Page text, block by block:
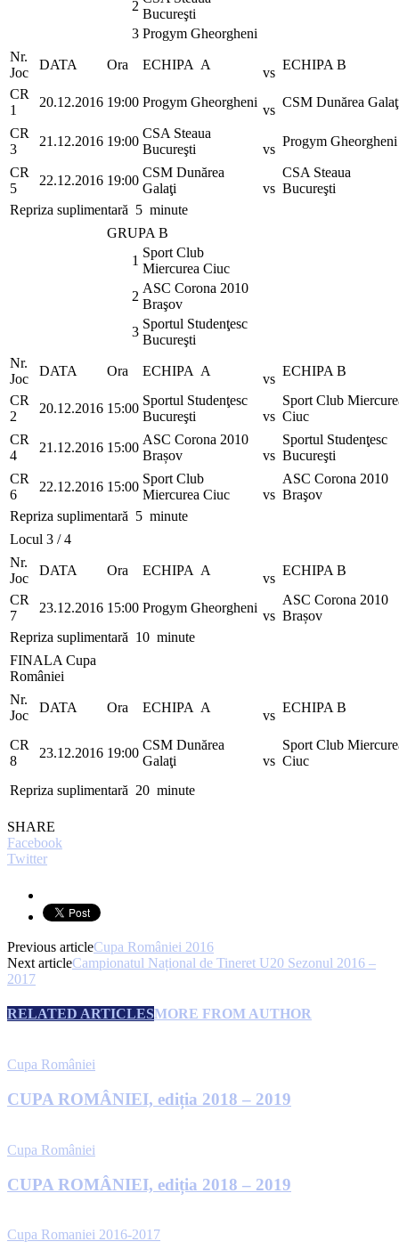
2
Bucureşti
3 Progym Gheorgheni
Nr.
Joc
DATA Ora ECHIPA A
vs
ECHIPA B
CR
1
20.12.2016 19:00 Progym Gheorgheni
vs
CSM Dunărea
CR
3
21.12.2016 19:00
CSA Steaua
Bucureşti
vs
Progym Gheorgheni
CR
5
22.12.2016 19:00
CSM Dunărea
Galaţi
vs
CSA Steaua
Bucureşti
Repriza suplimentară 5 minute
GRUPA B
1
Sport Club
Miercurea Ciuc
2
ASC Corona 2010
Braşov
3
Sportul Studenţesc
Bucureşti
Nr.
Joc
DATA Ora ECHIPA A
vs
ECHIPA B
CR
2
20.12.2016 15:00
Sportul Studenţesc
Bucureşti
vs
Sport Club
Ciuc
CR
4
21.12.2016 15:00
ASC Corona 2010
Brașov
vs
Sportul Studenţesc
Bucureşti
CR
6
22.12.2016 15:00
Sport Club
Miercurea Ciuc
vs
ASC Corona 2010
Braşov
Repriza suplimentară 5 minute
Locul 3 / 4
Nr.
Joc
DATA Ora ECHIPA A
vs
ECHIPA B
CR
7
23.12.2016 15:00 Progym Gheorgheni
vs
ASC Corona 2010
Brașov
Repriza suplimentară 10 minute
FINALA Cupa
României
Nr.
Joc
DATA Ora ECHIPA A
vs
ECHIPA B
CR
8
23.12.2016 19:00
CSM Dunărea
Galaţi
vs
Sport Club
Ciuc
Repriza suplimentară 20 minute
SHARE
Facebook
Twitter
Previous articleCupa României 2016
Next articleCampionatul Național de Tineret U20 Sezonul 2016 –
2017
RELATED ARTICLESMORE FROM AUTHOR
Cupa României
CUPA ROMÂNIEI, ediția 2018 – 2019
Cupa României
CUPA ROMÂNIEI, ediția 2018 – 2019
Cupa Romaniei 2016-2017